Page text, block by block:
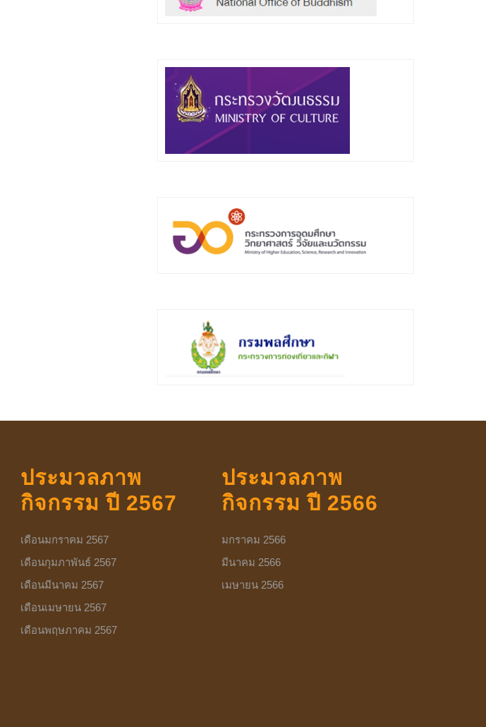
ประมวลภาพ
กิจกรรม ปี 2567
เดือนมกราคม 2567
เดือนกุมภาพันธ์ 2567
เดือนมีนาคม 2567
เดือนเมษายน 2567
เดือนพฤษภาคม 2567
ประมวลภาพ
กิจกรรม ปี 2566
มกราคม 2566
มีนาคม 2566
เมษายน 2566